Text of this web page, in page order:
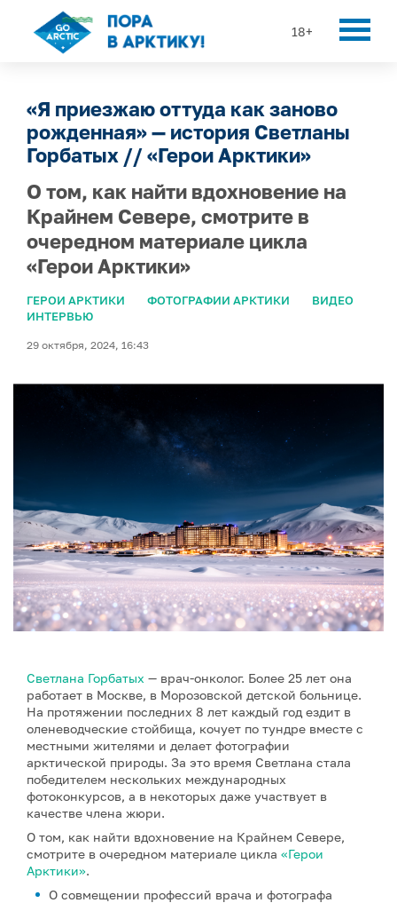
18+
«Я приезжаю оттуда как заново
рожденная» — история Светланы
Горбатых // «Герои Арктики»
О том, как найти вдохновение на
Крайнем Севере, смотрите в
очередном материале цикла
«Герои Арктики»
ГЕРОИ АРКТИКИ ФОТОГРАФИИ АРКТИКИ
ВИДЕО
ИНТЕРВЬЮ
29 октября, 2024, 16:43
Светлана Горбатых — врач-онколог. Более 25 лет она
работает в Москве, в Морозовской детской больнице.
На протяжении последних 8 лет каждый год ездит в
оленеводческие стойбища, кочует по тундре вместе с
местными жителями и делает фотографии
арктической природы. За это время Светлана стала
победителем нескольких международных
фотоконкурсов, а в некоторых даже участвует в
качестве члена жюри.
О том, как найти вдохновение на Крайнем Севере,
смотрите в очередном материале цикла «Герои
Арктики».
О совмещении профессий врача и фотографа